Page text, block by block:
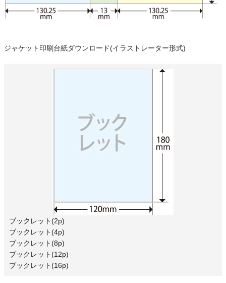
ジャケット印刷台紙ダウンロード(イラストレーター形式)
ブックレット(2p)
ブックレット(4p)
ブックレット(8p)
ブックレット(12p)
ブックレット(16p)